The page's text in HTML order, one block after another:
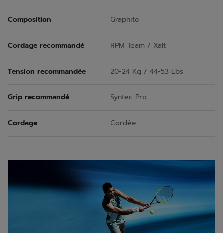
Composition Graphite
Cordage recommandé RPM Team / Xalt
Tension recommandée 20-24 Kg / 44-53 Lbs
Grip recommandé Syntec Pro
Cordage Cordée